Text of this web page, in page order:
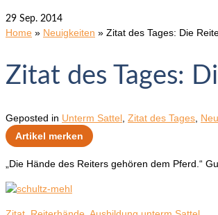
29 Sep. 2014
Home » Neuigkeiten » Zitat des Tages: Die
Zitat des Tages:
Geposted in Unterm Sattel Zitat des Tages
Artikel merken
„Die Hände des Reiters gehören dem Pferd.“